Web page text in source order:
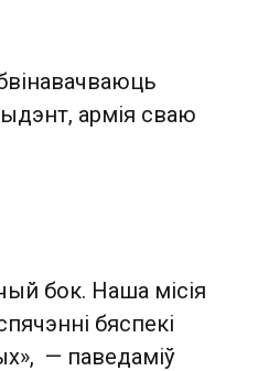
армія сваю
бок. Наша місія
бяспекі
— паведаміў